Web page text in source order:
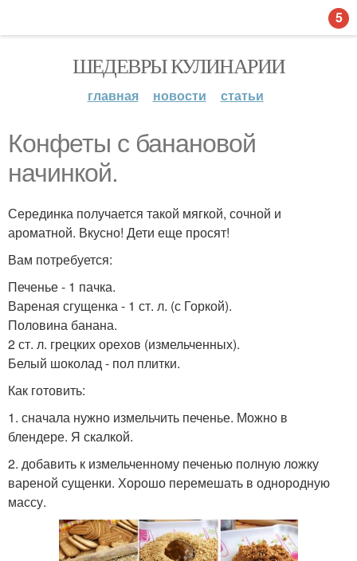
ШЕДЕВРЫ КУЛИНАРИИ
главная новости статьи
Конфеты с банановой
начинкой.
Серединка получается такой мягкой, сочной и
ароматной. Вкусно! Дети еще просят!
Вам потребуется:
Печенье - 1 пачка.
Вареная сгущенка - 1 ст. л. (с Горкой).
Половина банана.
2 ст. л. грецких орехов (измельченных).
Белый шоколад - пол плитки.
Как готовить:
1. сначала нужно измельчить печенье. Можно в
блендере. Я скалкой.
2. добавить к измельченному печенью полную ложку
вареной сущенки. Хорошо перемешать в однородную
массу.
5